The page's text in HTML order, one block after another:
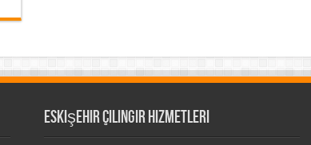
Eskişehir Çilingir Hizmetleri